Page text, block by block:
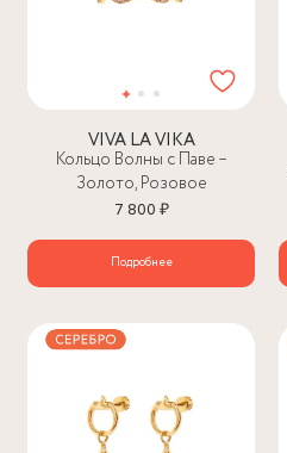
VIVA LA VIKA
Кольцо Волны с Паве –
Золото, Розовое
7 800 ₽
Подробнее